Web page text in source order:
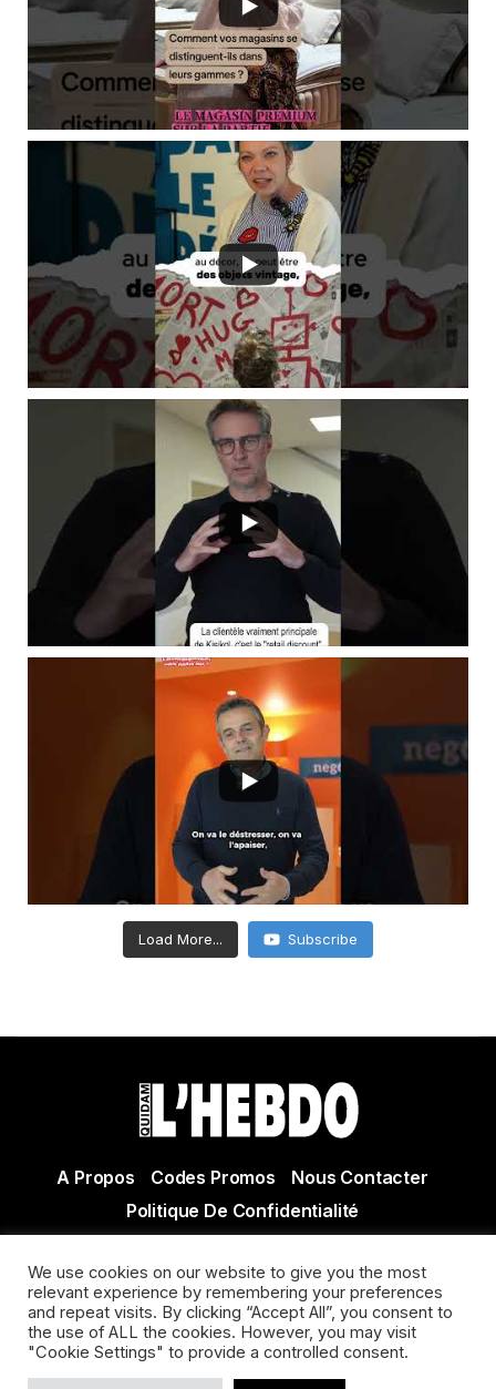
Load More... Subscribe
A Propos Codes Promos
Nous Contacter
Politique De Confidentialité
Actualité Agen - Actualité en lot et Garonne - Actualité
Villeneuve sur Lot
We use cookies on our website to give you the most
relevant experience by remembering your preferences
and repeat visits. By clicking “Accept All”, you consent to
the use of ALL the cookies. However, you may visit
"Cookie Settings" to provide a controlled consent.